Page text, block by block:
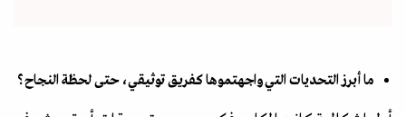
ما أبرز التحديات التي واجهتموها كفريق توثيقي، حتى لحظة النجاح؟